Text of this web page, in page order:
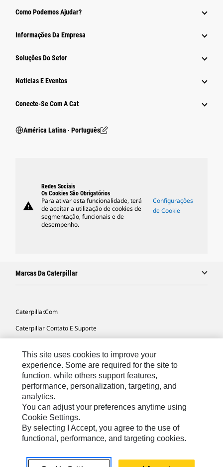
Como Podemos Ajudar?
Informações Da Empresa
Soluções Do Setor
Notícias E Eventos
Conecte-Se Com A Cat
América Latina ‧ Português
warning
Redes Sociais
Os Cookies São Obrigatórios
Para ativar esta funcionalidade, terá
de aceitar a utilização de cookies de
segmentação, funcionais e de
desempenho.
Configurações
de Cookie
Marcas Da Caterpillar
Caterpillar.com
Caterpillar Contato E Suporte
Mapa Do Local
Cookie Settings
Legal
Privacidade
Portuguese
reservados.
This site uses cookies to improve your
experience. Some are required for the site to
function, while others support features,
performance, personalization, targeting, and
analytics.
You can adjust your preferences anytime using
Cookie Settings.
By selecting I Accept, you agree to the use of
functional, performance, and targeting cookies.